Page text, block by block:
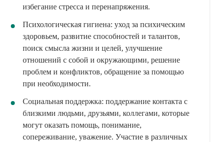
избегание стресса и перенапряжения.
Психологическая гигиена: уход за психическим
здоровьем, развитие способностей и талантов,
поиск смысла жизни и целей, улучшение
отношений с собой и окружающими, решение
проблем и конфликтов, обращение за помощью
при необходимости.
Социальная поддержка: поддержание контакта с
близкими людьми, друзьями, коллегами, которые
могут оказать помощь, понимание,
сопереживание, уважение. Участие в различных